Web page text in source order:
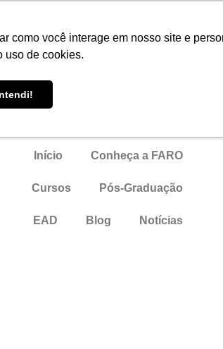
você interage em nosso site e
uso de cookies.Faro Carreiras
Início Conheça a FARO
Cursos Pós-Graduação
EAD Blog Notícias